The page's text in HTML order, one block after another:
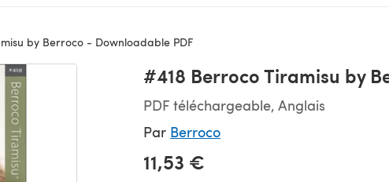
by Berroco - Downloadable PDF
#418 Berroco Tiramisu by
PDF téléchargeable, Anglais
Par Berroco
11,53 €